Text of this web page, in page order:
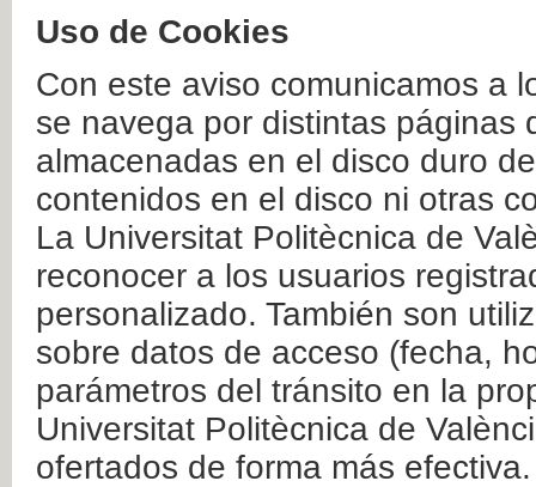
Uso de Cookies
Con este aviso comunicamos a
se navega por distintas páginas
almacenadas en el disco duro
contenidos en el disco ni otras
La Universitat Politècnica de
reconocer a los usuarios
personalizado. También son
sobre datos de acceso (fecha,
parámetros del tránsito en la
Universitat Politècnica de
ofertados de forma más efectiva.